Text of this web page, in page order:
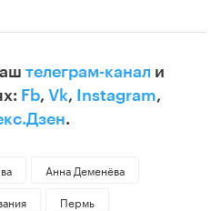
телеграм-канал и
Fb, Vk, Instagram,
.
Анна Деменёва
Пермь